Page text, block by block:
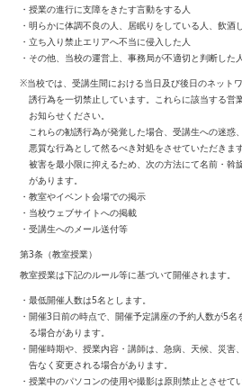
・授業の進行に支障をきたす言動をする人
・明らかに体調不良の人、居眠りをしている人、飲酒
・立ち入り禁止エリアへ不当に侵入した人
・その他、当校の運営上、事務局が不適切と判断した人
※当校では、受講生間における当日及び後日のネット
誘行為を一切禁止しています。これらに該当する営
お知らせください。
これらの勧誘行為が発覚した場合、受講生への迷惑
悪質な行為として然るべき対処をさせていただきます
被害を最小限に抑えるため、次の方法にて名前・斡
があります。
・教室やイベント会場での掲示
・当校ウェブサイトへの掲載
・受講生へのメール送付等
第3条（教室授業）
教室授業は下記のルール等に基づいて開催されます。
・最低開催人数は5名とします。
・開催3日前の時点で、開催予定講座の予約人数が5
る場合があります。
・開催時期や、授業内容・講師は、急病、天候、災
告なく変更される場合があります。
・授業中のパソコンの使用や撮影は原則禁止とさせて